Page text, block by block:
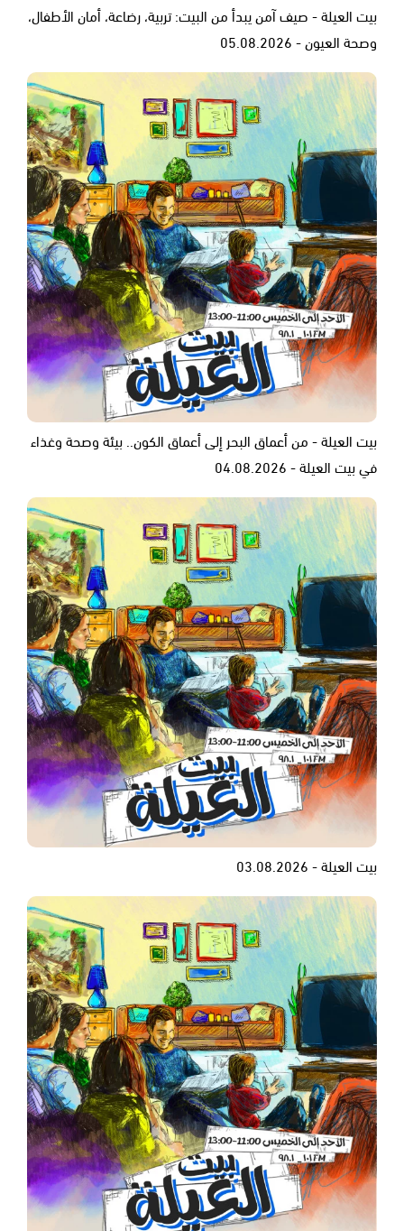
بيت العيلة - صيف آمن يبدأ من البيت: تربية، رضاعة، أمان الأطفال،
وصحة العيون - 05.08.2026
بيت العيلة - من أعماق البحر إلى أعماق الكون.. بيئة وصحة وغذاء
في بيت العيلة - 04.08.2026
بيت العيلة - 03.08.2026